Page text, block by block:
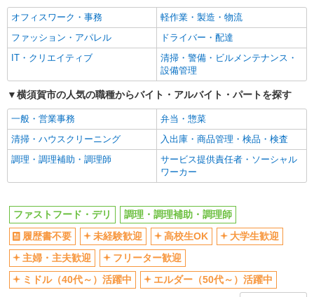
扶養内勤務OK
交通費支給
社会保険あり
まかない・食事補助
社員登用あり
オフィスワーク・事務
軽作業・製造・物流
ファッション・アパレル
ドライバー・配達
IT・クリエイティブ
清掃・警備・ビルメンテナンス・
設備管理
横須賀市の人気の職種からバイト・アルバイト・パートを探す
一般・営業事務
弁当・惣菜
清掃・ハウスクリーニング
入出庫・商品管理・検品・検査
調理・調理補助・調理師
サービス提供責任者・ソーシャル
ワーカー
ファストフード・デリ
調理・調理補助・調理師
履歴書不要
未経験歓迎 高校生OK
大学生歓迎
主婦・主夫歓迎
フリーター歓迎
ミドル（40代～）活躍中
エルダー（50代～）活躍中